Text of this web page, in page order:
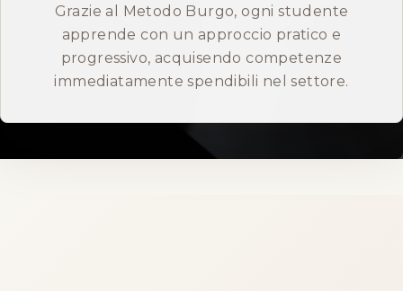
Grazie al Metodo Burgo, ogni studente
apprende con un approccio pratico e
progressivo, acquisendo competenze
immediatamente spendibili nel settore.